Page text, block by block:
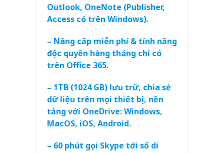
Outlook, OneNote (Publisher,
Access có trên Windows).
– Nâng cấp miễn phí & tính năng
độc quyền hàng tháng chỉ có
trên Office 365.
– 1TB (1024 GB) lưu trữ, chia sẻ
dữ liệu trên mọi thiết bị, nền
tảng với OneDrive: Windows,
MacOS, iOS, Android.
– 60 phút gọi Skype tới số di